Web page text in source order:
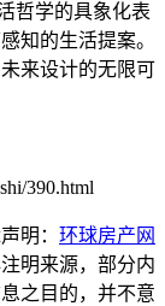
哲学的具象化表
知的生活提案。
来设计的无限可
390.html
明： 环球房产网
明来源，部分内
之目的，并不意